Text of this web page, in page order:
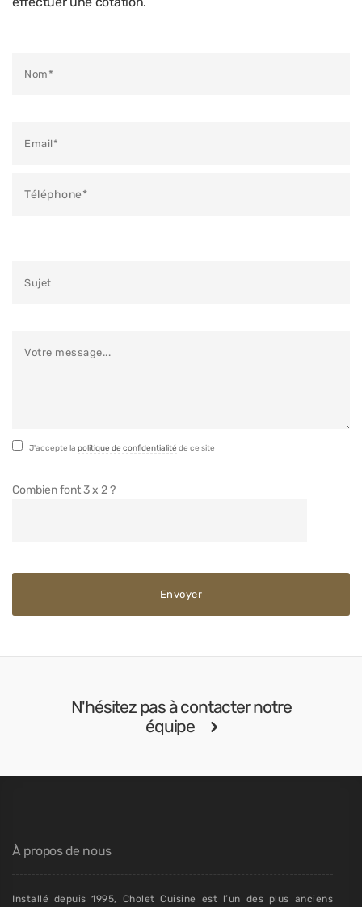
J'accepte lapolitique de confidentialité de ce site
Combien font 3 x 2 ?
N'hésitez pas à contacter notre
équipe
À propos de nous
Installé depuis 1995, Cholet Cuisine est l’un des plus anciens